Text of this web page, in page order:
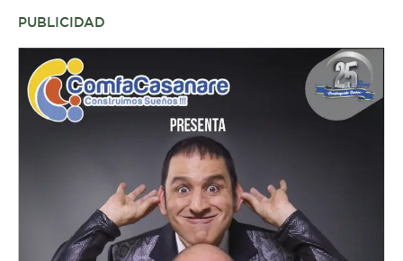
PUBLICIDAD